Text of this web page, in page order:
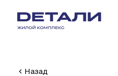
Назад